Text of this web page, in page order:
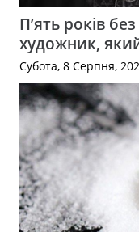
П’ять років
художник,
Субота, 8 Серпня,